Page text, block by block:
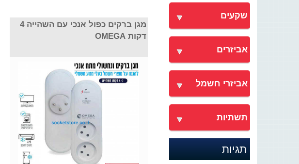
מגן ברקים כפול אנכי עם השהייה 4
דקות OMEGA
שקעים
אביזרים
אביזרי חשמל
תשתיות
תגיות